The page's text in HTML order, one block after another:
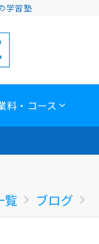
学習塾
料・コース
覧 ブログ